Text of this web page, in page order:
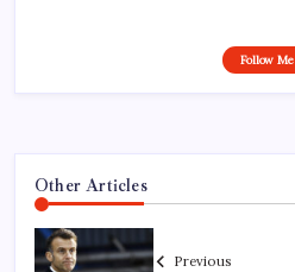
Follow Me
Other Articles
Previous